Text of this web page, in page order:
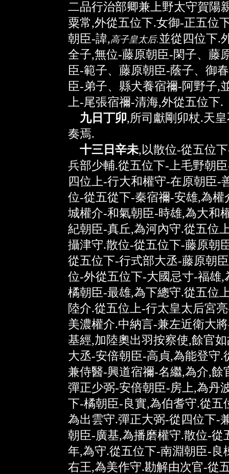
二品行治部卿兼上野太守賀陽
粟常,外從五位下.女御-正五位
朝臣-諱,高子皇太后.並從四位下.
全子,無位-藤原朝臣-閑子、藤
臣-範子、藤原朝臣-蔭子、御
臣-弟子、縣犬養宿禰-阿野子,
上-尾張宿禰-清海,外從五位下.
九日丁卯,所司獻剛卯杖.天
奏焉.
十三日辛未,以散位-從五位
兵部少輔.從五位下-上毛野朝
四位上-行大和權守-在原朝臣-
位-從五從下-秦宿禰-安雄,為權
城權介-和氣朝臣-時雄,為大和
紀朝臣-真丘,為河內守.從五位
攝津守.散位-從五位下-藤原朝
從五位下-行式部大丞-藤原朝
位-外從五位下-大國忌寸-福雄,
橘朝臣-最雄,為下總守.從五位
陸介.從五位上-行太皇太后宮
美濃權介.中納言-兼左近衛大
基經,加陸奧出羽按察使,餘官
大丞-安倍朝臣-高貞,為能登守.
兼侍醫-興道宿禰-名繼,為介,餘
彈正少弼-安倍朝臣-房上,為丹
下-橘朝臣-良實,為伯耆守.從五
為出雲守.彈正大弼-從四位下-
朝臣-廣基,為播磨權守.散位-從
年,為守.從五位下-南淵朝臣-良
右王,為美作守.勘解由次官-從